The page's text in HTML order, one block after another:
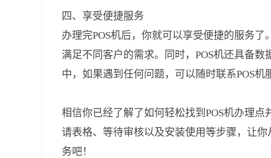
四、享受便捷服务
办理完POS机后，你就可以享受便捷的服务
满足不同客户的需求。同时，POS机还具备
中，如果遇到任何问题，可以随时联系POS
相信你已经了解了如何轻松找到POS机办理
请表格、等待审核以及安装使用等步骤，让
务吧！